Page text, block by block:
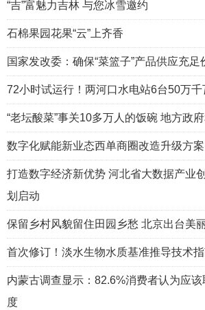
“吉”富魅力吉林 与您冰雪邀约
石棉果园花果“云”上齐香
国家发改委：确保“菜篮子”产品供应充足
72小时试运行！两河口水电站6台50万
“老坛酸菜”事关10多万人的饭碗 地方政
数字化赋能新业态西单商圈改造升级方
打造数字经济新优势 河北省大数据产业
划启动
保留乡村风貌留住田园乡愁 北京出台美
首次修订！淡水生物水质基准推导技术
内蒙古调查显示：82.6%消费者认为应该
度